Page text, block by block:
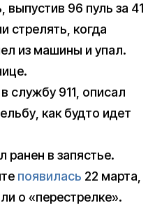
96 пуль за 41
стрелять, когда
из машины и упал.
службу 911, описал
как будто идет
ранен в запястье.
появилась 22 марта,
о «перестрелке».